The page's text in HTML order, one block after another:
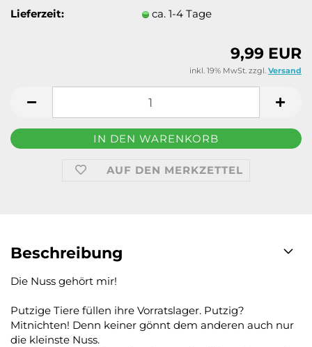
Lieferzeit:
ca. 1-4 Tage
9,99 EUR
inkl. 19% MwSt. zzgl. Versand
AUF DEN MERKZETTEL
Beschreibung
Die Nuss gehört mir!
Putzige Tiere füllen ihre Vorratslager. Putzig?
Mitnichten! Denn keiner gönnt dem anderen auch nur
die kleinste Nuss.